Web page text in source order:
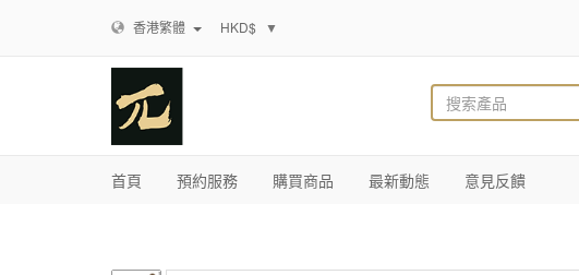
香港繁體 HKD$ ▼
首頁 預約服務 購買商品 最新動態 意見反饋